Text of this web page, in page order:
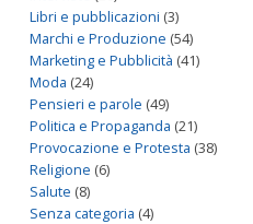
Libri e pubblicazioni (3)
Marchi e Produzione (54)
Marketing e Pubblicità (41)
Moda (24)
Pensieri e parole (49)
Politica e Propaganda (21)
Provocazione e Protesta (38)
Religione (6)
Salute (8)
Senza categoria (4)